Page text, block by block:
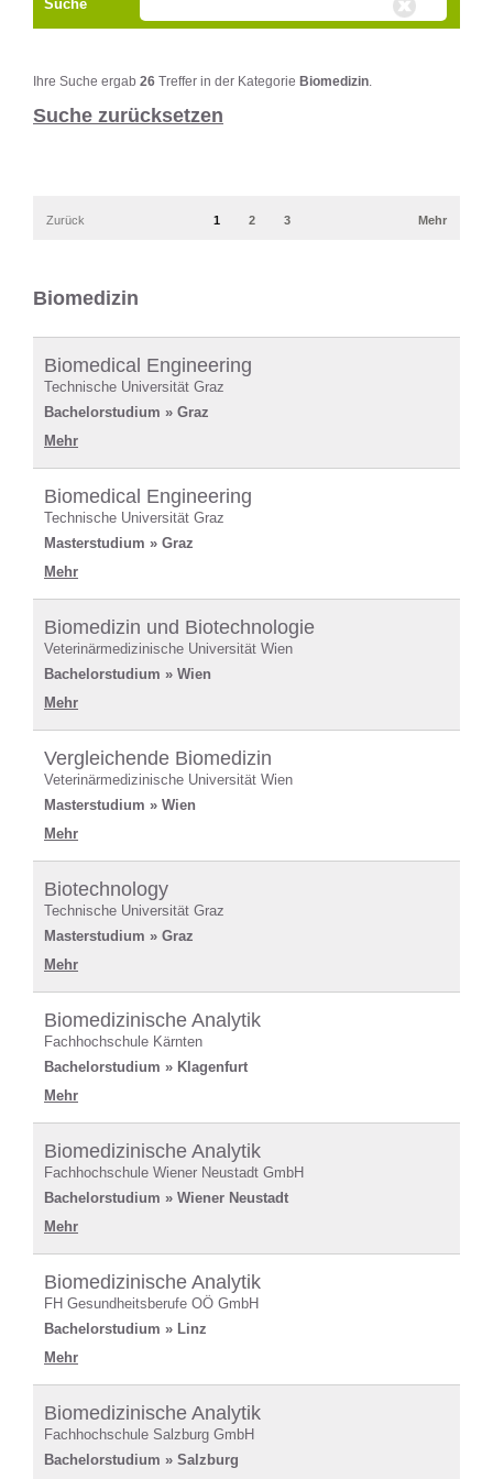
Suche
Ihre Suche ergab 26 Treffer in der Kategorie Biomedizin.
Suche zurücksetzen
Zurück 1 2 3 Mehr
Biomedizin
Biomedical Engineering
Technische Universität Graz
Bachelorstudium » Graz
Mehr
Biomedical Engineering
Technische Universität Graz
Masterstudium » Graz
Mehr
Biomedizin und Biotechnologie
Veterinärmedizinische Universität Wien
Bachelorstudium » Wien
Mehr
Vergleichende Biomedizin
Veterinärmedizinische Universität Wien
Masterstudium » Wien
Mehr
Biotechnology
Technische Universität Graz
Masterstudium » Graz
Mehr
Biomedizinische Analytik
Fachhochschule Kärnten
Bachelorstudium » Klagenfurt
Mehr
Biomedizinische Analytik
Fachhochschule Wiener Neustadt GmbH
Bachelorstudium » Wiener Neustadt
Mehr
Biomedizinische Analytik
FH Gesundheitsberufe OÖ GmbH
Bachelorstudium » Linz
Mehr
Biomedizinische Analytik
Fachhochschule Salzburg GmbH
Bachelorstudium » Salzburg